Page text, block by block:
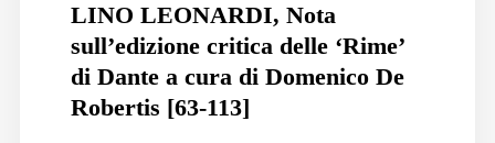
LINO LEONARDI, Nota
sull’edizione critica delle ‘Rime’
di Dante a cura di Domenico De
Robertis [63-113]